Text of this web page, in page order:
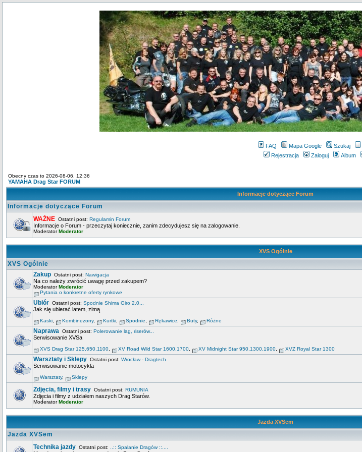
FAQ Mapa Google Szukaj
Rejestracja
Zaloguj Album
Obecny czas to 2026-08-06, 12:36
YAMAHA Drag Star FORUM
Informacje dotyczące Forum
Informacje dotyczące Forum
WAŻNE Ostatni post: Regulamin Forum
Informacje o Forum - przeczytaj koniecznie, zanim zdecydujesz się na zalogowanie.
ModeratorModerator
XVS Ogólnie
XVS Ogólnie
Zakup Ostatni post: Nawigacja
Na co należy zwrócić uwagę przed zakupem?
ModeratorModerator
Pytania o konkretne oferty rynkowe
Ubiór Ostatni post: Spodnie Shima Giro 2.0...
Jak się ubierać latem, zimą.
Kaski Kombinezony, Kurtki Spodnie Rękawice Buty, Różne
Naprawa Ostatni post: Polerowanie lag, riserów...
Serwisowanie XVSa
XVS Drag Star 125,650,1100 XV Road Wild Star 1600,1700 XV Midnight Star 950,1300,1900 XVZ Royal Star 1300
Warsztaty i Sklepy Ostatni post: Wrocław - Dragtech
Serwisowanie motocykla
Warsztaty, Sklepy
Zdjęcia, filmy i trasy Ostatni post: RUMUNIA
Zdjęcia i filmy z udziałem naszych Drag Starów.
ModeratorModerator
Jazda XVSem
Jazda XVSem
Technika jazdy Ostatni post: ..:: Spalanie Dragów ::....